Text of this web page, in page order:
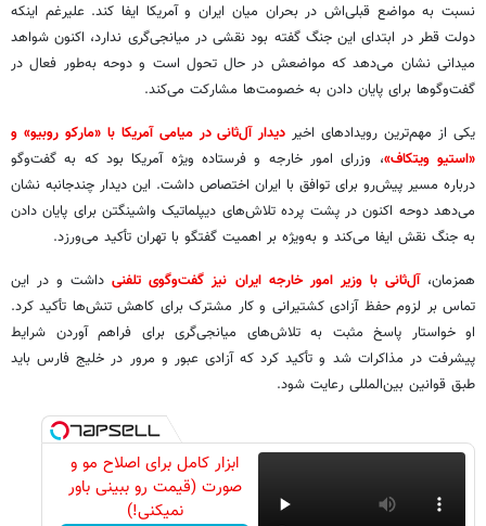
نسبت به مواضع قبلی‌اش در بحران میان ایران و آمریکا ایفا کند. علیرغم اینکه
دولت قطر در ابتدای این جنگ گفته بود نقشی در میانجی‌گری ندارد، اکنون شواهد
میدانی نشان می‌دهد که مواضعش در حال تحول است و دوحه به‌طور فعال در
گفت‌وگوها برای پایان دادن به خصومت‌ها مشارکت می‌کند.
یکی از مهم‌ترین رویدادهای اخیردیدار آل‌ثانی در میامی آمریکا با «مارکو روبیو» و
«استیو ویتکاف»، وزرای امور خارجه و فرستاده ویژه آمریکا بود که به گفت‌وگو
درباره مسیر پیش‌رو برای توافق با ایران اختصاص داشت. این دیدار چندجانبه نشان
می‌دهد دوحه اکنون در پشت پرده تلاش‌های دیپلماتیک واشینگتن برای پایان دادن
به جنگ نقش ایفا می‌کند و به‌ویژه بر اهمیت گفتگو با تهران تأکید می‌ورزد.
همزمان، آل‌ثانی با وزیر امور خارجه ایران نیز گفت‌وگوی تلفنیداشت و در این
تماس بر لزوم حفظ آزادی کشتیرانی و کار مشترک برای کاهش تنش‌ها تأکید کرد.
او خواستار پاسخ مثبت به تلاش‌های میانجی‌گری برای فراهم آوردن شرایط
پیشرفت در مذاکرات شد و تأکید کرد که آزادی عبور و مرور در خلیج فارس باید
طبق قوانین بین‌المللی رعایت شود.
ابزار کامل برای اصلاح مو و
صورت (قیمت رو ببینی باور
نمیکنی!)